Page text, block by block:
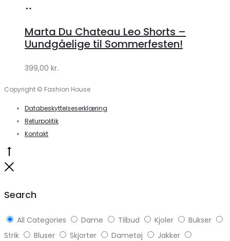
Klædeskabet.dk
Marta Du Chateau Leo Shorts –
Uundgåelige til Sommerfesten!
399,00 kr.
Copyright © Fashion House
Databeskyttelseserklæring
Returpolitik
Kontakt
Search
All Categories Dame Tilbud Kjoler
Bukser
Strik
Bluser Skjorter Dametøj
Jakker